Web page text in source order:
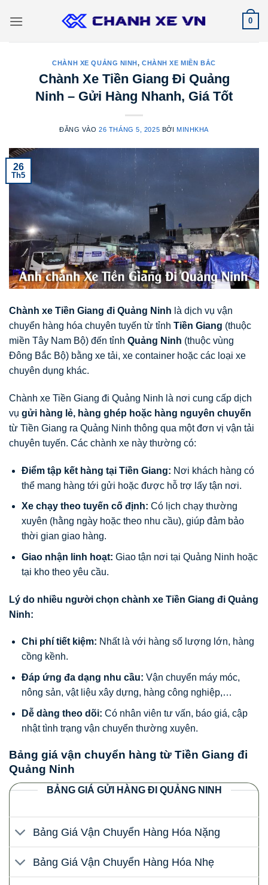
qua
0
CHÀNH XE QUẢNG NINH,CHÀNH XE MIỀN BẮC
Chành Xe Tiền Giang Đi Quảng
Ninh – Gửi Hàng Nhanh, Giá Tốt
ĐĂNG VÀO26 THÁNG 5, 2025 BỞI MINHKHA
26
Th5
Chành xe Tiền Giang đi Quảng Ninh là dịch vụ vận
chuyển hàng hóa chuyên tuyến từ tỉnh Tiền Giang (thuộc
miền Tây Nam Bộ) đến tỉnh Quảng Ninh (thuộc vùng
Đông Bắc Bộ) bằng xe tải, xe container hoặc các loại xe
chuyên dụng khác.
Chành xe Tiền Giang đi Quảng Ninh là nơi cung cấp dịch
vụ gửi hàng lẻ, hàng ghép hoặc hàng nguyên chuyến
từ Tiền Giang ra Quảng Ninh thông qua một đơn vị vận tải
chuyên tuyến. Các chành xe này thường có:
Điểm tập kết hàng tại Tiền Giang: Nơi khách hàng có
thể mang hàng tới gửi hoặc được hỗ trợ lấy tận nơi.
Xe chạy theo tuyến cố định: Có lịch chạy thường
xuyên (hằng ngày hoặc theo nhu cầu), giúp đảm bảo
thời gian giao hàng.
Giao nhận linh hoạt: Giao tận nơi tại Quảng Ninh hoặc
tại kho theo yêu cầu.
Lý do nhiều người chọn chành xe Tiền Giang đi Quảng
Ninh:
Chi phí tiết kiệm: Nhất là với hàng số lượng lớn, hàng
cồng kềnh.
Đáp ứng đa dạng nhu cầu: Vận chuyển máy móc,
nông sản, vật liệu xây dựng, hàng công nghiệp,…
Dễ dàng theo dõi: Có nhân viên tư vấn, báo giá, cập
nhật tình trạng vận chuyển thường xuyên.
Bảng giá vận chuyển hàng từ Tiền Giang đi
Quảng Ninh
BẢNG GIÁ GỬI HÀNG ĐI QUẢNG NINH
Bảng Giá Vận Chuyển Hàng Hóa Nặng
Bảng Giá Vận Chuyển Hàng Hóa Nhẹ